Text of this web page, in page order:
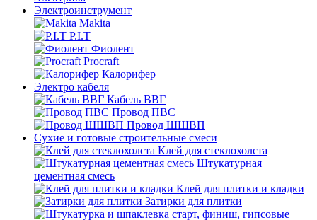
Электроинструмент
Makita
P.I.T
Фиолент
Procraft
Калорифер
Электро кабеля
Кабель ВВГ
Провод ПВС
Провод ШШВП
Сухие и готовые строительные смеси
Клей для стеклохолста
Штукатурная
цементная смесь
Клей для плитки и кладки
Затирки для плитки